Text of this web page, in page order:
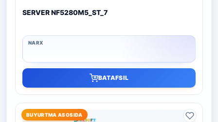
SERVER NF5280M5_ST_7
BATAFSIL
BUYURTMA ASOSIDA